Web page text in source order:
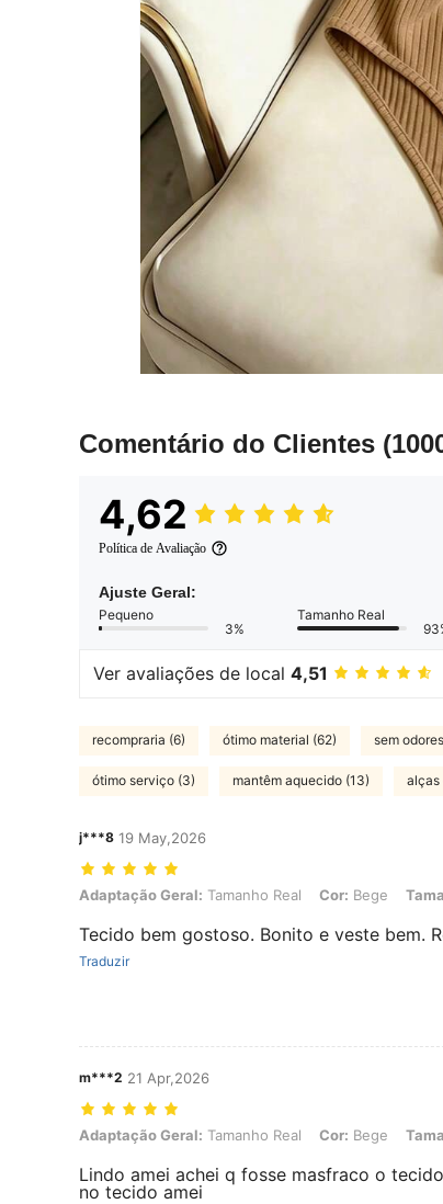
Comentário do Clientes
4,62
Política de Avaliação
Ajuste Geral:
Pequeno
3%
Tamanho Real
Ver avaliações de local 4,51
recompraria (6) ótimo material (62) sem
ótimo serviço (3) mantêm aquecido (13) alças
j***8 19 May,2026
Adaptação Geral: Tamanho Real, Cor: Bege, Tamanho: L
Adaptação Geral: Tamanho Real Cor: Bege
Tecido bem gostoso. Bonito e veste bem.
Traduzir
m***2 21 Apr,2026
Adaptação Geral: Tamanho Real, Cor: Bege, Tamanho: XL
Adaptação Geral: Tamanho Real Cor: Bege
Lindo amei achei q fosse masfraco o
no tecido amei